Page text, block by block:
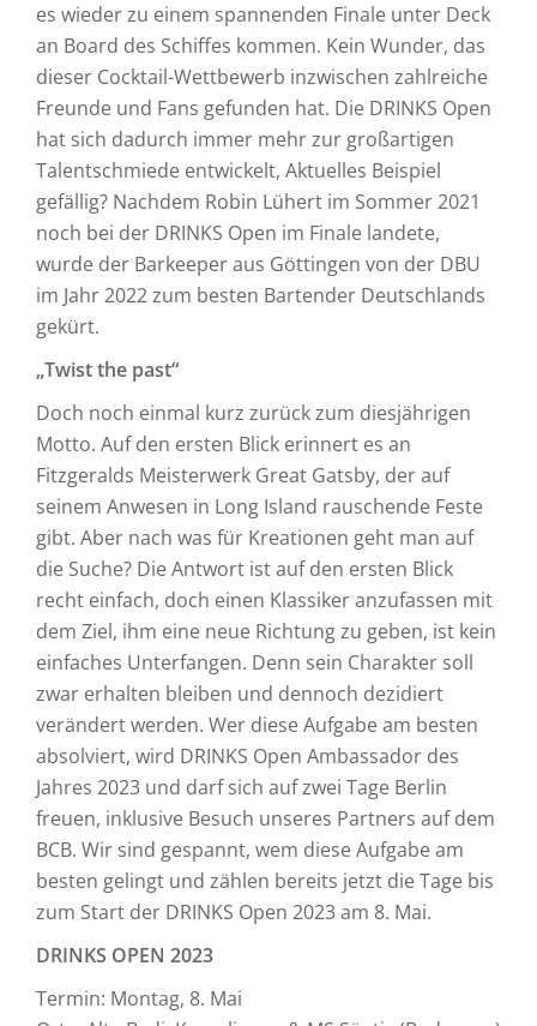
es wieder zu einem spannenden Finale unter Deck
an Board des Schiffes kommen. Kein Wunder, das
dieser Cocktail-Wettbewerb inzwischen zahlreiche
Freunde und Fans gefunden hat. Die DRINKS Open
hat sich dadurch immer mehr zur großartigen
Talentschmiede entwickelt, Aktuelles Beispiel
gefällig? Nachdem Robin Lühert im Sommer 2021
noch bei der DRINKS Open im Finale landete,
wurde der Barkeeper aus Göttingen von der DBU
im Jahr 2022 zum besten Bartender Deutschlands
gekürt.
„Twist the past“
Doch noch einmal kurz zurück zum diesjährigen
Motto. Auf den ersten Blick erinnert es an
Fitzgeralds Meisterwerk Great Gatsby, der auf
seinem Anwesen in Long Island rauschende Feste
gibt. Aber nach was für Kreationen geht man auf
die Suche? Die Antwort ist auf den ersten Blick
recht einfach, doch einen Klassiker anzufassen mit
dem Ziel, ihm eine neue Richtung zu geben, ist kein
einfaches Unterfangen. Denn sein Charakter soll
zwar erhalten bleiben und dennoch dezidiert
verändert werden. Wer diese Aufgabe am besten
absolviert, wird DRINKS Open Ambassador des
Jahres 2023 und darf sich auf zwei Tage Berlin
freuen, inklusive Besuch unseres Partners auf dem
BCB. Wir sind gespannt, wem diese Aufgabe am
besten gelingt und zählen bereits jetzt die Tage bis
zum Start der DRINKS Open 2023 am 8. Mai.
DRINKS OPEN 2023
Termin: Montag, 8. Mai